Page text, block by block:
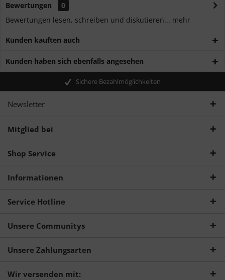
Bewertungen
0
Bewertungen lesen, schreiben und diskutieren... mehr
Kunden kauften auch
Kunden haben sich ebenfalls angesehen
Sichere Bezahlmöglichkeiten
Newsletter
Mitglied bei
Shop Service
Informationen
Service Hotline
Unsere Communitys
Unsere Zahlungsarten
Wir versenden mit: